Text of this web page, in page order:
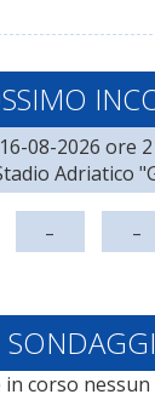
16-08-2026 ore
Adriatico
- -
corso